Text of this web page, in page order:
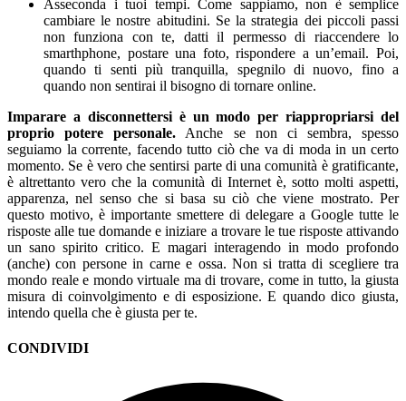
Asseconda i tuoi tempi. Come sappiamo, non è semplice
cambiare le nostre abitudini. Se la strategia dei piccoli passi
non funziona con te, datti il permesso di riaccendere lo
smarthphone, postare una foto, rispondere a un’email. Poi,
quando ti senti più tranquilla, spegnilo di nuovo, fino a
quando non sentirai il bisogno di tornare online.
Imparare a disconnettersi è un modo per riappropriarsi del
proprio potere personale. Anche se non ci sembra, spesso
seguiamo la corrente, facendo tutto ciò che va di moda in un certo
momento. Se è vero che sentirsi parte di una comunità è gratificante,
è altrettanto vero che la comunità di Internet è, sotto molti aspetti,
apparenza, nel senso che si basa su ciò che viene mostrato. Per
questo motivo, è importante smettere di delegare a Google tutte le
risposte alle tue domande e iniziare a trovare le tue risposte attivando
un sano spirito critico. E magari interagendo in modo profondo
(anche) con persone in carne e ossa. Non si tratta di scegliere tra
mondo reale e mondo virtuale ma di trovare, come in tutto, la giusta
misura di coinvolgimento e di esposizione. E quando dico giusta,
intendo quella che è giusta per te.
CONDIVIDI